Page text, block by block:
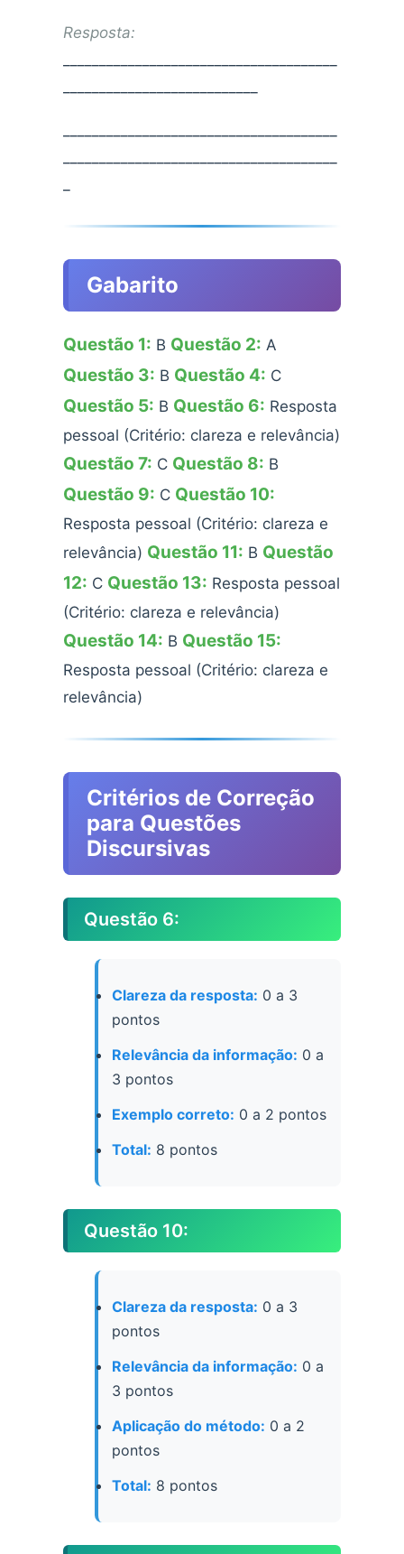
Resposta:
Gabarito
Questão 1: B Questão 2: A
Questão 3: B Questão 4: C
Questão 5: B Questão 6: Resposta
pessoal (Critério: clareza e relevância)
Questão 7: C Questão 8: B
Questão 9: C Questão 10:
Resposta pessoal (Critério: clareza e
relevância) Questão 11: B Questão
12: C Questão 13: Resposta pessoal
(Critério: clareza e relevância)
Questão 14: B Questão 15:
Resposta pessoal (Critério: clareza e
relevância)
Critérios de Correção
para Questões
Discursivas
Questão 6:
Clareza da resposta: 0 a 3
pontos
Relevância da informação: 0 a
3 pontos
Exemplo correto: 0 a 2 pontos
Total: 8 pontos
Questão 10:
Clareza da resposta: 0 a 3
pontos
Relevância da informação: 0 a
3 pontos
Aplicação do método: 0 a 2
pontos
Total: 8 pontos